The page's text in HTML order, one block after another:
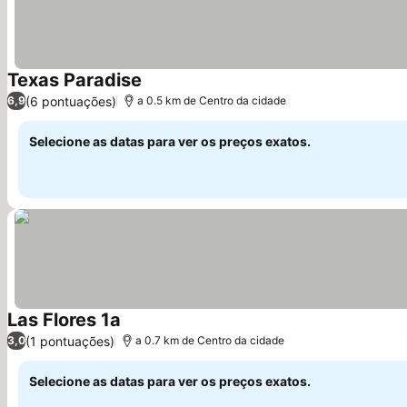
Texas Paradise
6,9(6 pontuações) a 0.5 km de Centro da cidade
Selecione as datas para ver os preços exatos.
Las Flores 1a
3,0(1 pontuações) a 0.7 km de Centro da cidade
Selecione as datas para ver os preços exatos.